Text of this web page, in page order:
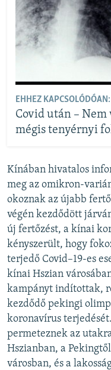
EHHEZ KAPCSOLÓDÓAN:
Covid után –
mégis tenyérnyi
Kínában hivatalos
meg az omikron-
okoznak az újabb
végén kezdődött
új fertőzést, a kínai
kényszerült, hogy
terjedő Covid–19-es
kínai Hszian
kampányt indítottak,
kezdődő pekingi
koronavírus
permeteznek az
Hszianban, a
városban, és a